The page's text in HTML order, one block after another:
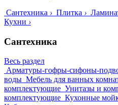
Сантехника › Плитка ›
Кухни ›
Сантехника
Весь раздел
Арматуры-гофры-сифоны-
воды Мебель для ванных
комплектующие Унитазы и
комплектующие Кухонные